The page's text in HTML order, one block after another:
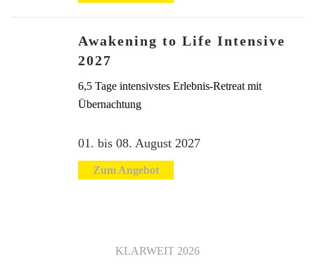
Awakening to Life Intensive
2027
6,5 Tage intensivstes Erlebnis-Retreat mit
Übernachtung
01. bis 08. August 2027
Zum Angebot
KLARWEIT 2026